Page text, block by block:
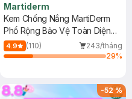
Martiderm
Kem Chống Nắng MartiDerm
Phổ Rộng Bảo Vệ Toàn Diện
40ml
4.9 (110)
243/tháng
29%
-52%